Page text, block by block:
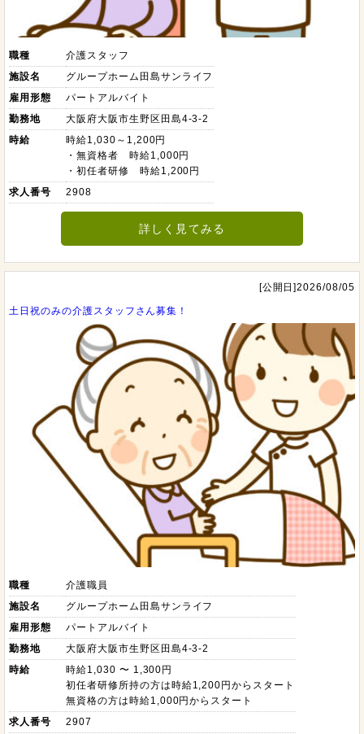
職種
介護スタッフ
施設名
グループホーム田島サンライフ
雇用形態
パートアルバイト
勤務地
大阪府大阪市生野区田島4-3-2
時給
時給1,030～1,200円
・無資格者 時給1,000円
・初任者研修 時給1,200円
求人番号
2908
詳しく見てみる
[公開日]2026/08/05
土日祝のみの介護スタッフさん募集！
職種
介護職員
施設名
グループホーム田島サンライフ
雇用形態
パートアルバイト
勤務地
大阪府大阪市生野区田島4-3-2
時給
時給1,030 〜 1,300円
初任者研修所持の方は時給1,200円からスタート
無資格の方は時給1,000円からスタート
求人番号
2907